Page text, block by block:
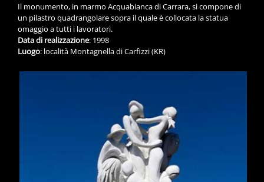
Il monumento, in marmo Acquabianca di Carrara, si compone di
un pilastro quadrangolare sopra il quale è collocata la statua
omaggio a tutti i lavoratori.
Data di realizzazione: 1998
Luogo: località Montagnella di Carfizzi (KR)